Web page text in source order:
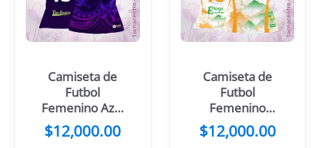
Camiseta de
Futbol
Femenino Azul
Flor Amarilla
$12,000.00
Camiseta de
Futbol
Femenino
Rosado Flores
Montañas
$12,000.00